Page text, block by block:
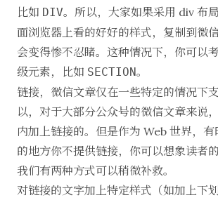
比如 DIV。所以，大家如果采用 div 布
面浏览器上看的好好的样式，复制到微
会变得惨不忍睹。这种情况下，你可以
级元素，比如 SECTION。
链接，微信文章仅在一些特定的情况下
以，对于大部分公众号的微信文章来说
内加上链接的。但是作为 Web 世界，
的地方你不提供链接，你可以想象读者
我们有两种方式可以稍微补救。
对链接的文字加上特定样式（如加上下